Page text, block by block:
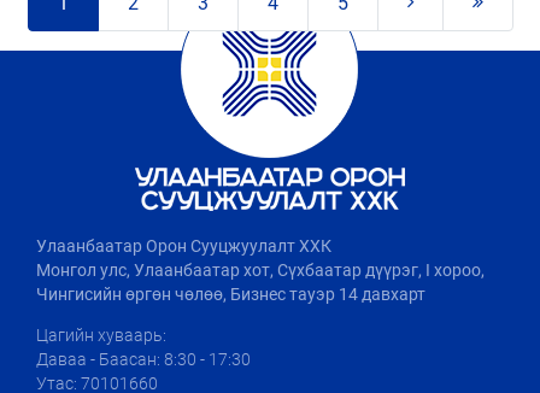
Улаанбаатар Орон Сууцжуулалт ХХК
Монгол улс, Улаанбаатар хот, Сүхбаатар дүүрэг, I хороо,
Чингисийн өргөн чөлөө, Бизнес тауэр 14 давхарт
Цагийн хуваарь:
Даваа - Баасан: 8:30 - 17:30
Утас: 70101660